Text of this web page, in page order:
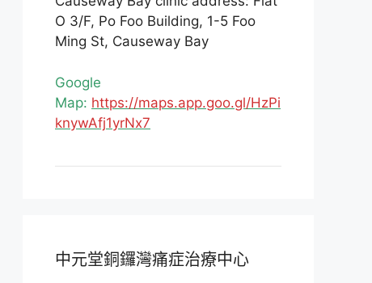
O 3/F, Po Foo Building, 1-5 Foo
Ming St, Causeway Bay
Google
Map: https://maps.app.goo.gl/HzPi
knywAfj1yrNx7
中元堂銅鑼灣痛症治療中心